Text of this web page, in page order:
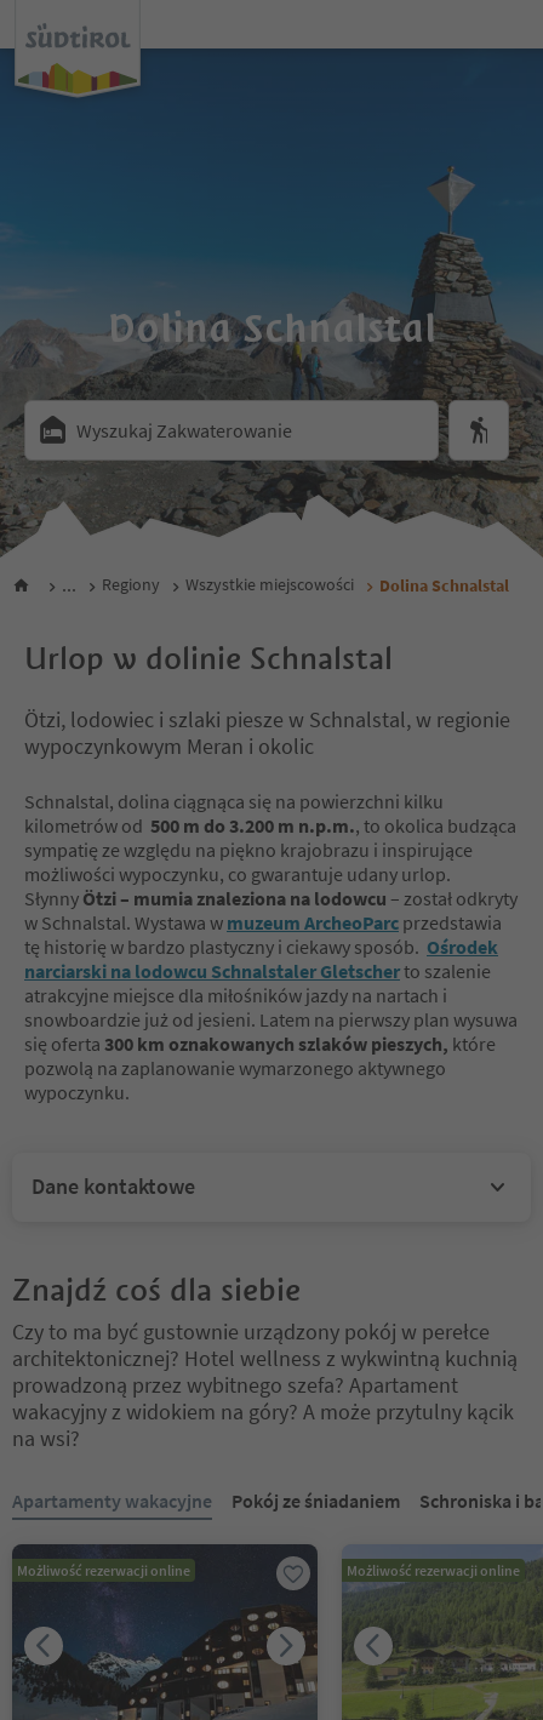
Dolina Schnalstal
Wyszukaj Zakwaterowanie
... Regiony Wszystkie miejscowości Dolina Schnalstal
Urlop w dolinie Schnalstal
Ötzi, lodowiec i szlaki piesze w Schnalstal, w regionie
wypoczynkowym Meran i okolic
Schnalstal, dolina ciągnąca się na powierzchni kilku
kilometrów od 500 m do 3.200 m n.p.m., to okolica budząca
sympatię ze względu na piękno krajobrazu i inspirujące
możliwości wypoczynku, co gwarantuje udany urlop.
Słynny Ötzi – mumia znaleziona na lodowcu – został odkryty
w Schnalstal. Wystawa w muzeum ArcheoParc przedstawia
tę historię w bardzo plastyczny i ciekawy sposób. Ośrodek
narciarski na lodowcu Schnalstaler Gletscherto szalenie
atrakcyjne miejsce dla miłośników jazdy na nartach i
snowboardzie już od jesieni. Latem na pierwszy plan wysuwa
się oferta 300 km oznakowanych szlaków pieszych, które
pozwolą na zaplanowanie wymarzonego aktywnego
wypoczynku.
Dane kontaktowe
Znajdź coś dla siebie
Czy to ma być gustownie urządzony pokój w perełce
architektonicznej? Hotel wellness z wykwintną kuchnią
prowadzoną przez wybitnego szefa? Apartament
wakacyjny z widokiem na góry? A może przytulny kącik
na wsi?
Znajdujesz się na suwaku z zakładkami. Wybierz zakładkę, aby
Apartamenty wakacyjne Pokój ze śniadaniem Schroniska i
Możliwość rezerwacji online Możliwość rezerwacji online